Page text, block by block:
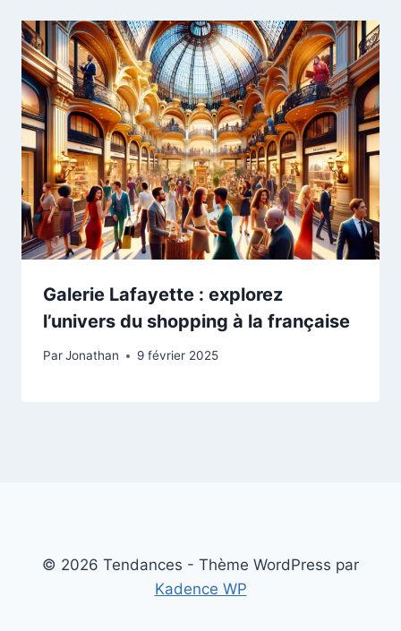
Galerie Lafayette : explorez
l’univers du shopping à la française
ParJonathan 9 février 2025
© 2026 Tendances - Thème WordPress par
Kadence WP